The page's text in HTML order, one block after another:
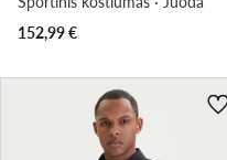
152,99€